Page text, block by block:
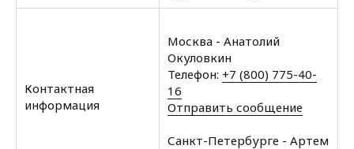
Контактная
информация
Москва - Анатолий
Окуловкин
Телефон: +7 (800) 775-40-
16
Отправить сообщение
Санкт-Петербурге - Артем